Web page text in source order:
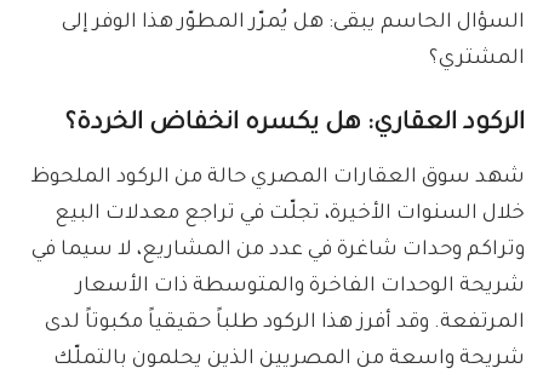
السؤال الحاسم يبقى: هل يُمرّر المطوّر هذا الوفر إلى
المشتري؟
الركود العقاري: هل يكسره انخفاض الخردة؟
شهد سوق العقارات المصري حالة من الركود الملحوظ
خلال السنوات الأخيرة، تجلّت في تراجع معدلات البيع
وتراكم وحدات شاغرة في عدد من المشاريع، لا سيما في
شريحة الوحدات الفاخرة والمتوسطة ذات الأسعار
المرتفعة. وقد أفرز هذا الركود طلباً حقيقياً مكبوتاً لدى
شريحة واسعة من المصريين الذين يحلمون بالتملّك